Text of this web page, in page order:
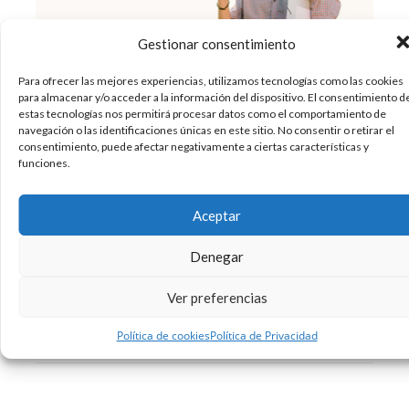
Gestionar consentimiento
Para ofrecer las mejores experiencias, utilizamos tecnologías como las cookies
para almacenar y/o acceder a la información del dispositivo. El consentimiento
estas tecnologías nos permitirá procesar datos como el comportamiento de
navegación o las identificaciones únicas en este sitio. No consentir o retirar el
consentimiento, puede afectar negativamente a ciertas características y
funciones.
Aceptar
Denegar
Ver preferencias
Política de cookiesPolítica de Privacidad
La Generación Z, conocida como la generación
que nació aproximadamente después de 1995,
viene pisando fuerte. Algunos expertos
describen a este grupo como jóvenes
inteligentes, concienzudos, ambiciosos y con
visión de futuro. Ellos son los verdaderos nativos
digitales. Han nacido en un mundo donde la